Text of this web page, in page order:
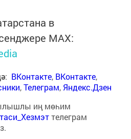
в
MАХ:
: ВКонтакте, ВКонтакте,
,Телеграм, Яндекс.Дзен
иң мөһим
телеграм